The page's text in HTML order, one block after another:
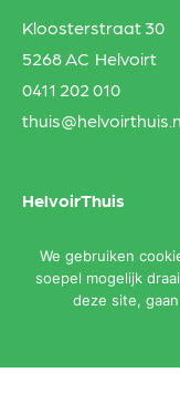
Kloosterstraat 30
5268 AC Helvoirt
0411 202 010
HelvoirThuis
Aanbod
Agenda
We gebruiken
soepel mogelijk
deze site,